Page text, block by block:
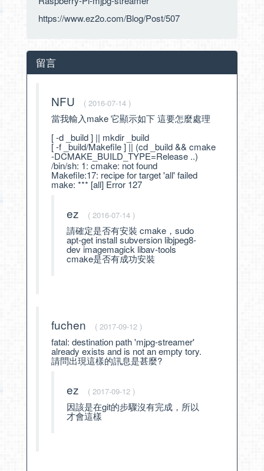
https://www.ez2o.com/Blog/Post/507
留言
NFU ( 2016-07-14 )
當我輸入make 它顯示如下 這要怎麼處理
[ -d _build ] || mkdir _build
[ -f _build/Makefile ] || (cd _build && cmake
-DCMAKE_BUILD_TYPE=Release ..)
/bin/sh: 1: cmake: not found
Makefile:17: recipe for target 'all' failed
make: *** [all] Error 127
ez ( 2016-07-14 )
請確定是否有安裝 cmake，sudo
apt-get install subversion libjpeg8-
dev imagemagick libav-tools
cmake是否有成功安裝
fuchen ( 2017-09-12 )
fatal: destination path 'mjpg-streamer'
already exists and is not an empty tory.
請問出現這樣的訊息是甚麼?
ez ( 2017-09-12 )
因該是在git的步驟沒有完成，所以
才會這樣